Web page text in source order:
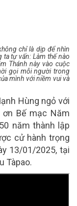
chỉ là dịp để nhìn
tự vấn: Làm thế nào
Thánh này vào cuộc
gọi mỗi người trong
mình với niềm vui và
Hùng ngỏ với
Bế mạc Năm
năm thành lập
cử hành trọng
13/01/2025, tại
Tàpao.